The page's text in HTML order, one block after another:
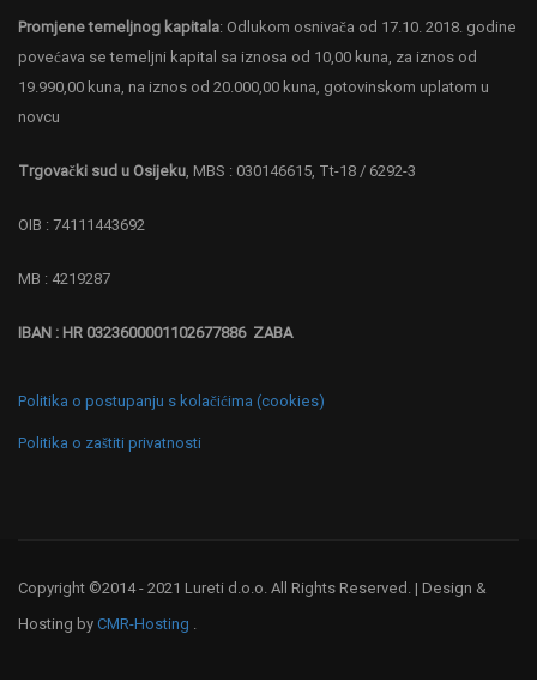
Promjene temeljnog kapitala: Odlukom osnivača od 17.10. 2018. godine
povećava se temeljni kapital sa iznosa od 10,00 kuna, za iznos od
19.990,00 kuna, na iznos od 20.000,00 kuna, gotovinskom uplatom u
novcu
Trgovački sud u Osijeku, MBS : 030146615, Tt-18 / 6292-3
OIB : 74111443692
MB : 4219287
IBAN : HR 0323600001102677886 ZABA
Politika o postupanju s kolačićima (cookies)
Politika o zaštiti privatnosti
Copyright ©2014 - 2021 Lureti d.o.o. All Rights Reserved. | Design &
Hosting by CMR-Hosting .